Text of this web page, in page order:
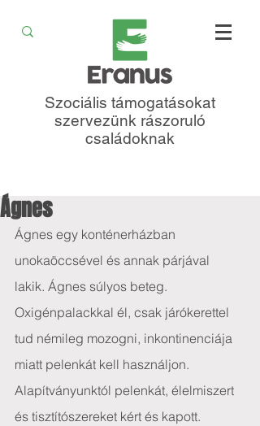
Szociális támogatásokat
szervezünk rászoruló
családoknak
Ágnes
Ágnes egy konténerházban
unokaöccsével és annak párjával
lakik. Ágnes súlyos beteg.
Oxigénpalackkal él, csak járókerettel
tud némileg mozogni, inkontinenciája
miatt pelenkát kell használjon.
Alapítványunktól pelenkát, élelmiszert
és tisztítószereket kért és kapott.